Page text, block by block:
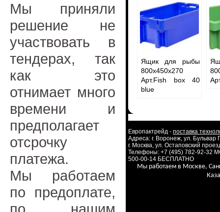
Мы приняли
решение не
участвовать в
тендерах, так
как это
отнимает много
времени и
предполагает
отсрочку
платежа.
Мы работаем
по предоплате,
Ящик для рыбы
800х450х270
Арт.Fish box 40
blue
Европактрейд - поставка
Адреса: г. Воронеж, ул.
г. Москва, ул. Остаповский
Телефоны: +7 (495) 782-92-32
500-00-14 БЕСПЛАТНО
Мы работаем в Москве,